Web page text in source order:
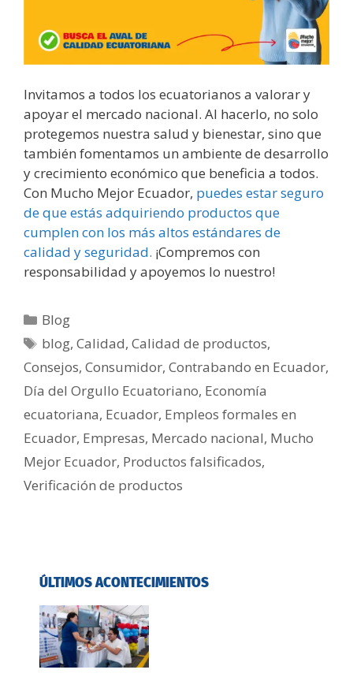
Invitamos a todos los ecuatorianos a valorar y
apoyar el mercado nacional. Al hacerlo, no solo
protegemos nuestra salud y bienestar, sino que
también fomentamos un ambiente de desarrollo
y crecimiento económico que beneficia a todos.
Con Mucho Mejor Ecuador, puedes estar seguro
de que estás adquiriendo productos que
cumplen con los más altos estándares de
calidad y seguridad. ¡Compremos con
responsabilidad y apoyemos lo nuestro!
Blog
blog,Calidad,Calidad de productos,
Consejos, Consumidor, Contrabando en Ecuador,
Día del Orgullo Ecuatoriano, Economía
ecuatoriana, Ecuador, Empleos formales en
Ecuador, Empresas, Mercado nacional, Mucho
Mejor Ecuador, Productos falsificados,
Verificación de productos
ÚLTIMOS ACONTECIMIENTOS